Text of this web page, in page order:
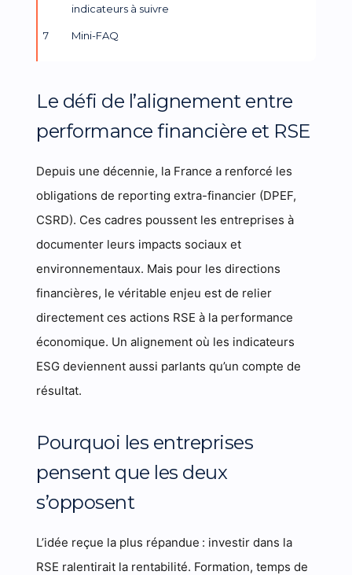
indicateurs à suivre
Mini-FAQ
Le défi de l’alignement entre
performance financière et RSE
Depuis une décennie, la France a renforcé les
obligations de reporting extra-financier (DPEF,
CSRD). Ces cadres poussent les entreprises à
documenter leurs impacts sociaux et
environnementaux. Mais pour les directions
financières, le véritable enjeu est de relier
directement ces actions RSE à la performance
économique. Un alignement où les indicateurs
ESG deviennent aussi parlants qu’un compte de
résultat.
Pourquoi les entreprises
pensent que les deux
s’opposent
L’idée reçue la plus répandue : investir dans la
RSE ralentirait la rentabilité. Formation, temps de